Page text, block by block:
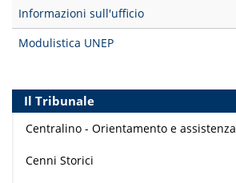
Informazioni sull'ufficio
Modulistica UNEP
Il Tribunale
Centralino - Orientamento e assistenza
Cenni Storici